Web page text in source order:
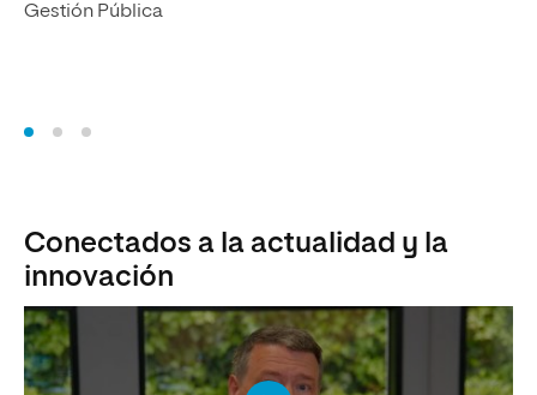
Gestión Pública
Conectados a la actualidad y la
innovación